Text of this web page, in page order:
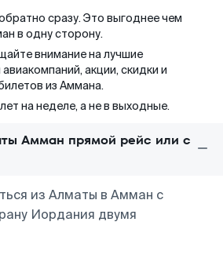
сразу. Это выгоднее чем
в одну сторону.
внимание на лучшие
акции, скидки и
из Аммана.
на неделе, а не в выходные.
Амман прямой рейс или с
из Алматы в Амман с
Иордания двумя